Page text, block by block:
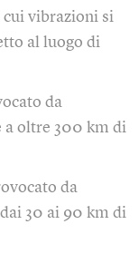
cui vibrazioni si
al luogo di
da
a oltre 300 km di
da
30 ai 90 km di